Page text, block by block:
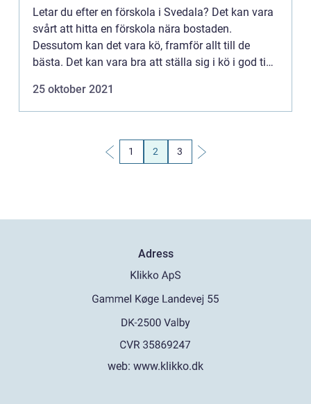
Letar du efter en förskola i Svedala? Det kan vara
svårt att hitta en förskola nära bostaden.
Dessutom kan det vara kö, framför allt till de
bästa. Det kan vara bra att ställa sig i kö i god tid
25 oktober 2021
1 2 3
Adress
web: www.klikko.dk